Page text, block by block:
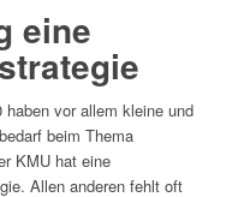
eine
haben vor allem kleine und
beim Thema
KMU hat eine
Allen anderen fehlt oft